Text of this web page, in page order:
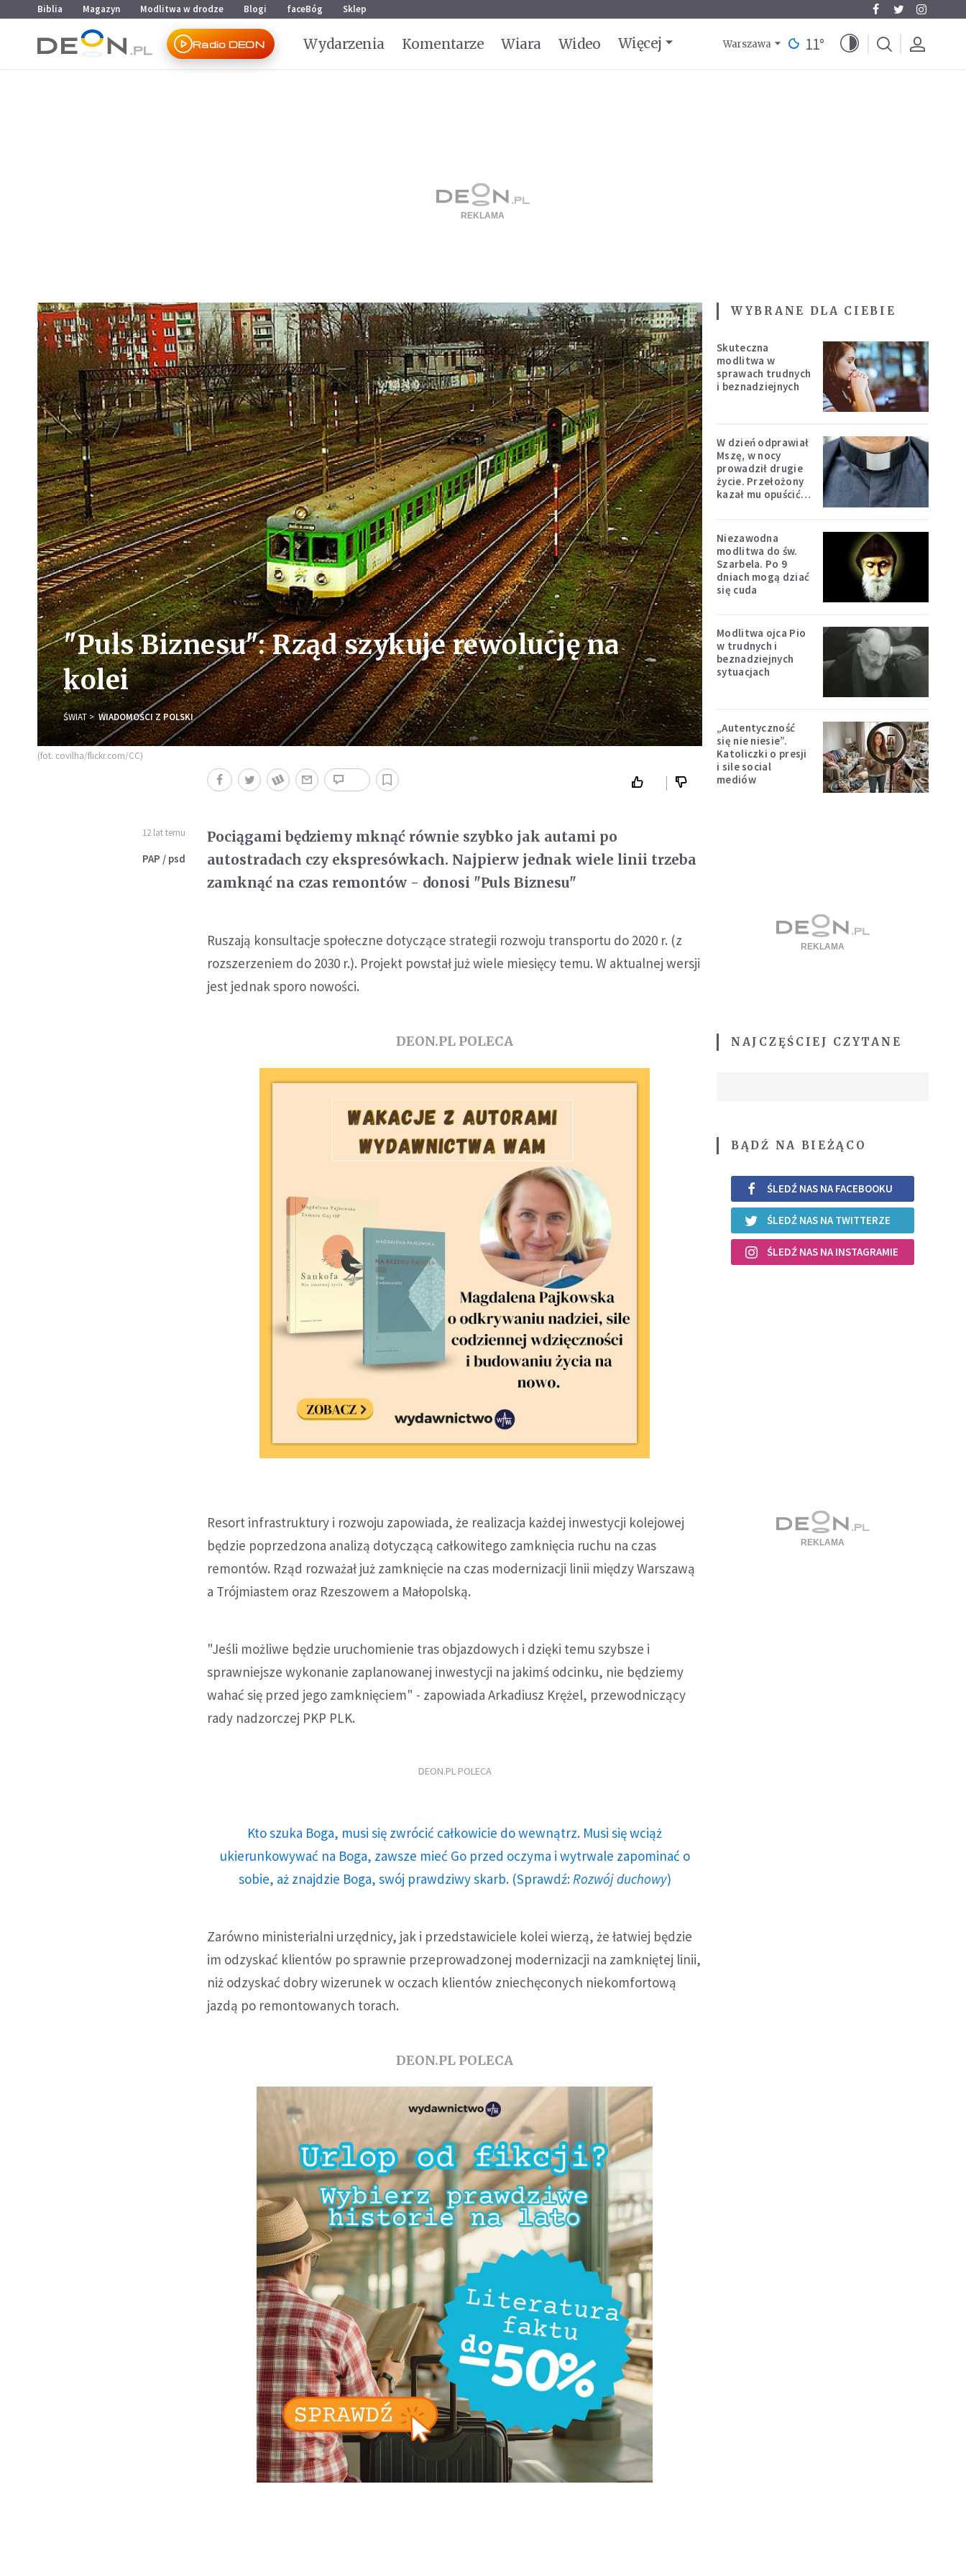
Przejdź do menu głównego
Przejdź do treści
Biblia Magazyn Modlitwa w drodze Blogi faceBóg Sklep
Radio DEON Wydarzenia Komentarze Wiara Wideo Więcej Warszawa 11°
"Puls Biznesu": Rząd szykuje rewolucję na
kolei
ŚWIAT WIADOMOŚCI Z POLSKI
(fot. covilha/flickr.com/CC)
12 lat temu
PAP / psd
Pociągami będziemy mknąć równie szybko jak autami po
autostradach czy ekspresówkach. Najpierw jednak wiele linii trzeba
zamknąć na czas remontów - donosi "Puls Biznesu"
Ruszają konsultacje społeczne dotyczące strategii rozwoju transportu do 2020 r. (z
rozszerzeniem do 2030 r.). Projekt powstał już wiele miesięcy temu. W aktualnej wersji
jest jednak sporo nowości.
DEON.PL POLECA
Resort infrastruktury i rozwoju zapowiada, że realizacja każdej inwestycji kolejowej
będzie poprzedzona analizą dotyczącą całkowitego zamknięcia ruchu na czas
remontów. Rząd rozważał już zamknięcie na czas modernizacji linii między Warszawą
a Trójmiastem oraz Rzeszowem a Małopolską.
"Jeśli możliwe będzie uruchomienie tras objazdowych i dzięki temu szybsze i
sprawniejsze wykonanie zaplanowanej inwestycji na jakimś odcinku, nie będziemy
wahać się przed jego zamknięciem" - zapowiada Arkadiusz Krężel, przewodniczący
rady nadzorczej PKP PLK.
DEON.PL POLECA
Kto szuka Boga, musi się zwrócić całkowicie do wewnątrz. Musi się wciąż
ukierunkowywać na Boga, zawsze mieć Go przed oczyma i wytrwale zapominać o
sobie, aż znajdzie Boga, swój prawdziwy skarb. (Sprawdź: Rozwój duchowy)
Zarówno ministerialni urzędnicy, jak i przedstawiciele kolei wierzą, że łatwiej będzie
im odzyskać klientów po sprawnie przeprowadzonej modernizacji na zamkniętej linii,
niż odzyskać dobry wizerunek w oczach klientów zniechęconych niekomfortową
jazdą po remontowanych torach.
DEON.PL POLECA
WYBRANE DLA CIEBIE
Skuteczna
modlitwa w
sprawach trudnych
i beznadziejnych
W dzień odprawiał
Mszę, w nocy
prowadził drugie
życie. Przełożony
kazał mu opuścić
Niezawodna
modlitwa do św.
Szarbela. Po 9
dniach mogą dziać
się cuda
Modlitwa ojca Pio
w trudnych i
beznadziejnych
sytuacjach
„Autentyczność
się nie niesie”.
Katoliczki o presji
i sile social
mediów
NAJCZĘŚCIEJ CZYTANE
BĄDŹ NA BIEŻĄCO
ŚLEDŹ NAS NA FACEBOOKU
ŚLEDŹ NAS NA TWITTERZE
ŚLEDŹ NAS NA INSTAGRAMIE